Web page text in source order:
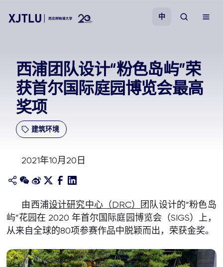
招生
科研
关于我们
中
西浦团队设计“粉色岛屿”荣
获首尔国际庭园博览会最高
奖项
建筑环境
2021年10月20日
由西浦设计研究中心（DRC）
团队设计的“粉色岛
屿”花园在 2020 年首尔国际庭园博览会（SIGS）上，
从来自全球的80项参赛作品中脱颖而出，荣获金奖。